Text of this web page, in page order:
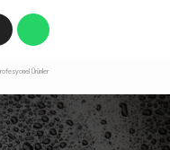
Ürünler